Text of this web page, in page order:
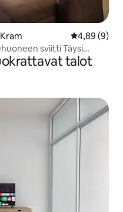
4,89 (9)
sviitti Täysi
talot